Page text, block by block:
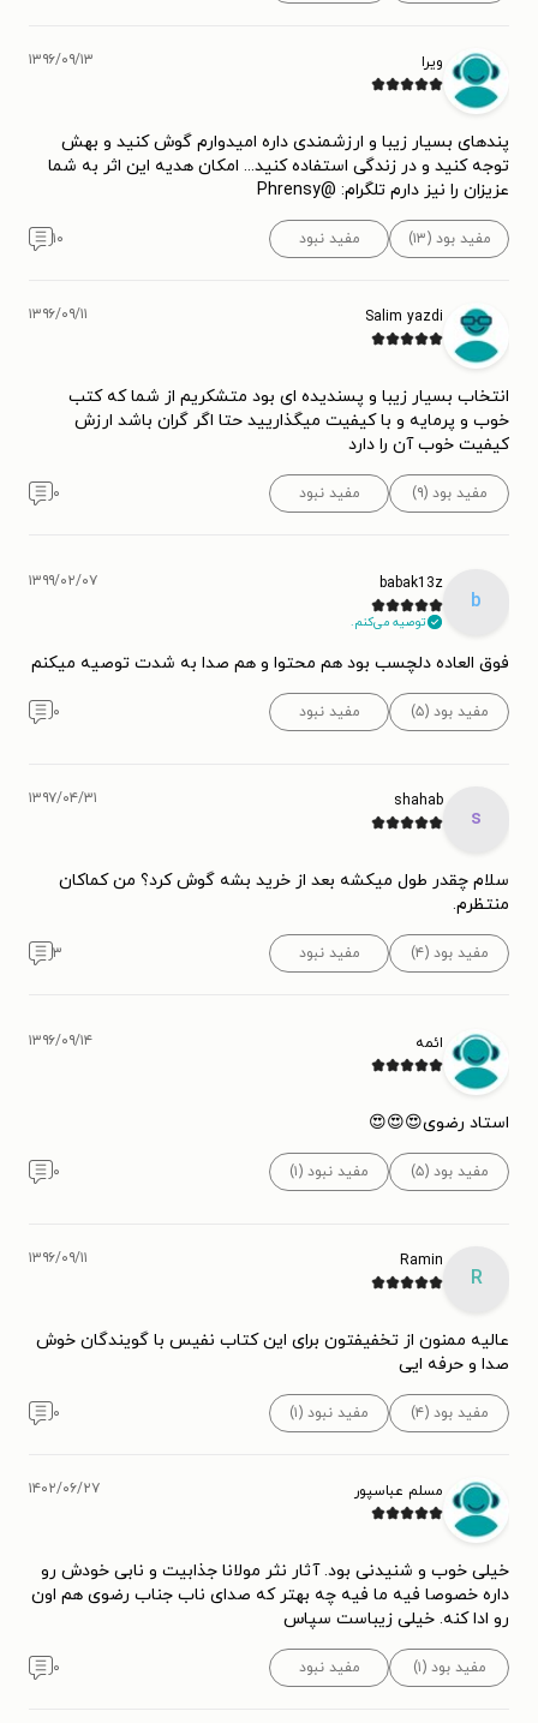
ویرا ۱۳۹۶/۰۹/۱۳
پندهای بسیار زیبا و ارزشمندی داره امیدوارم گوش کنید و بهش
توجه کنید و در زندگی استفاده کنید... امکان هدیه این اثر به شما
عزیزان را نیز دارم تلگرام: @Phrensy
مفید بود (۱۳) مفید نبود ۱۰
Salim yazdi ۱۳۹۶/۰۹/۱۱
انتخاب بسیار زیبا و پسندیده ای بود متشکریم از شما که کتب
خوب و پرمایه و با کیفیت میگذاریید حتا اگر گران باشد ارزش
کیفیت خوب آن را دارد
مفید بود (۹) مفید نبود ۰
b
babak13z
توصیه می‌کنم.
۱۳۹۹/۰۲/۰۷
فوق العاده دلچسب بود هم محتوا و هم صدا به شدت توصیه میکنم
مفید بود (۵) مفید نبود ۰
s
shahab ۱۳۹۷/۰۴/۳۱
سلام چقدر طول میکشه بعد از خرید بشه گوش کرد؟ من کماکان
منتظرم.
مفید بود (۴) مفید نبود ۳
ائمه ۱۳۹۶/۰۹/۱۴
استاد رضوی😍😍😍
مفید بود (۵) مفید نبود (۱) ۰
R
Ramin ۱۳۹۶/۰۹/۱۱
عالیه ممنون از تخفیفتون برای این کتاب نفیس با گویندگان خوش
صدا و حرفه ایی
مفید بود (۴) مفید نبود (۱) ۰
مسلم عباسپور ۱۴۰۲/۰۶/۲۷
خیلی خوب و شنیدنی بود. آثار نثر مولانا جذابیت و نابی خودش رو
داره خصوصا فیه ما فیه چه بهتر که صدای ناب جناب رضوی هم اون
رو ادا کنه. خیلی زیباست سپاس
مفید بود (۱) مفید نبود ۰